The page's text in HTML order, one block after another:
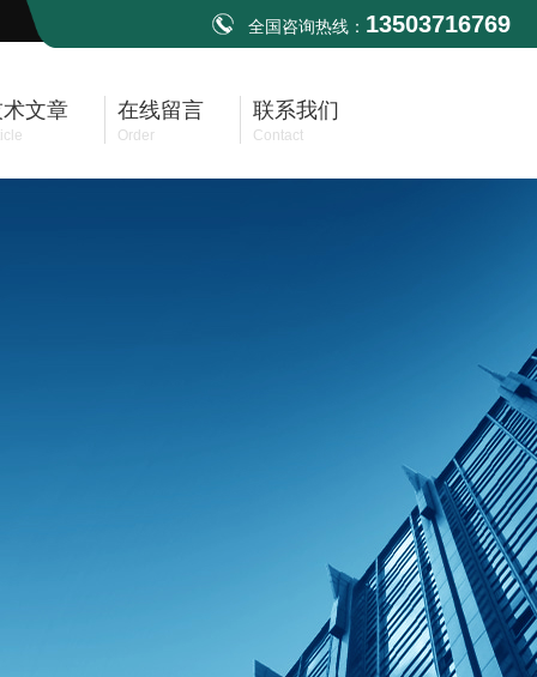
全国咨询热线： 13503716769
文章 在线留言
Order
联系我们
Contact